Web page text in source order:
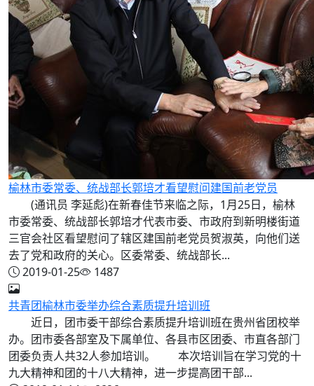
榆林市委常委、统战部长郭培才看望慰问建国前老党员
(通讯员 李延彪)在新春佳节来临之际，1月25日，榆林
市委常委、统战部长郭培才代表市委、市政府到新明楼街道
三官会社区看望慰问了辖区建国前老党员贺淑英，向他们送
去了党和政府的关心。区委常委、统战部长...
2019-01-25
1487
共青团榆林市委举办综合素质提升培训班
近日，团市委干部综合素质提升培训班在贵州省团校举
办。团市委各部室及下属单位、各县市区团委、市直各部门
团委负责人共32人参加培训。 本次培训旨在学习党的十
九大精神和团的十八大精神，进一步提高团干部...